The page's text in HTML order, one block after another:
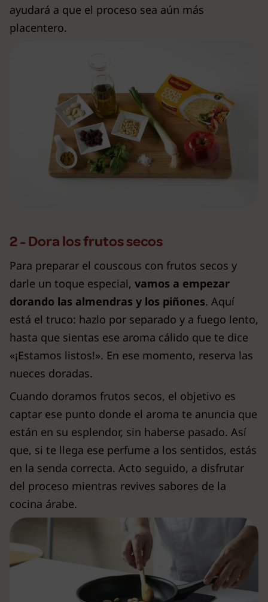
ayudará a que el proceso sea aún más
placentero.
2 - Dora los frutos secos
Para preparar el couscous con frutos secos y
darle un toque especial, vamos a empezar
dorando las almendras y los piñones. Aquí
está el truco: hazlo por separado y a fuego lento,
hasta que sientas ese aroma cálido que te dice
«¡Estamos listos!». En ese momento, reserva las
nueces doradas.
Cuando doramos frutos secos, el objetivo es
captar ese punto donde el aroma te anuncia que
están en su esplendor, sin haberse pasado. Así
que, si te llega ese perfume a los sentidos, estás
en la senda correcta. Acto seguido, a disfrutar
del proceso mientras revives sabores de la
cocina árabe.